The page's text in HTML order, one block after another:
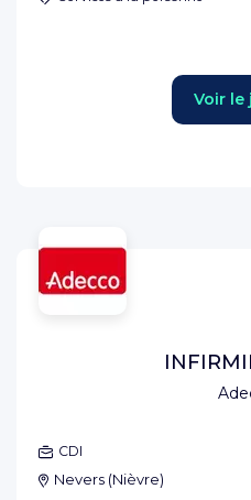
Voir le
CDI
Nevers (Nièvre)